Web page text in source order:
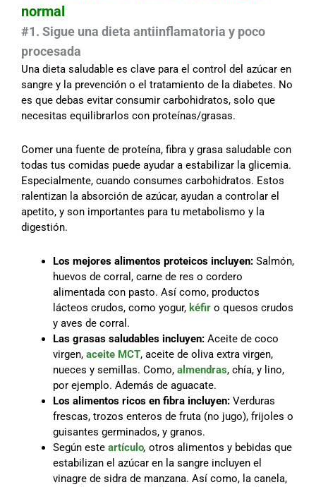
normal
#1. Sigue una dieta antiinflamatoria y poco
procesada
Una dieta saludable es clave para el control del azúcar en
sangre y la prevención o el tratamiento de la diabetes. No
es que debas evitar consumir carbohidratos, solo que
necesitas equilibrarlos con proteínas/grasas.
Comer una fuente de proteína, fibra y grasa saludable con
todas tus comidas puede ayudar a estabilizar la glicemia.
Especialmente, cuando consumes carbohidratos. Estos
ralentizan la absorción de azúcar, ayudan a controlar el
apetito, y son importantes para tu metabolismo y la
digestión.
Los mejores alimentos proteicos incluyen: Salmón,
huevos de corral, carne de res o cordero
alimentada con pasto. Así como, productos
lácteos crudos, como yogur, kéfir o quesos crudos
y aves de corral.
Las grasas saludables incluyen: Aceite de coco
virgen, aceite MCT, aceite de oliva extra virgen,
nueces y semillas. Como, almendras, chía, y lino,
por ejemplo. Además de aguacate.
Los alimentos ricos en fibra incluyen: Verduras
frescas, trozos enteros de fruta (no jugo), frijoles o
guisantes germinados, y granos.
Según este artículo, otros alimentos y bebidas que
estabilizan el azúcar en la sangre incluyen el
vinagre de sidra de manzana. Así como, la canela,